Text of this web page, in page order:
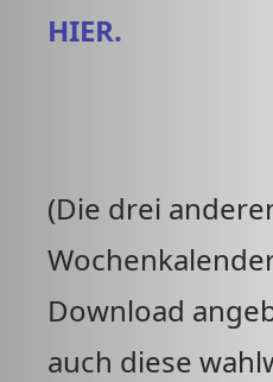
HIER.
(Die drei
Download
auch diese